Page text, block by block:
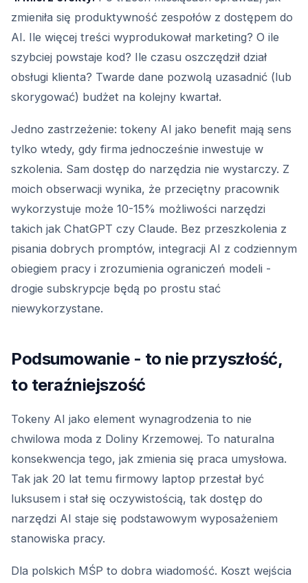
zmieniła się produktywność zespołów z dostępem do
AI. Ile więcej treści wyprodukował marketing? O ile
szybciej powstaje kod? Ile czasu oszczędził dział
obsługi klienta? Twarde dane pozwolą uzasadnić (lub
skorygować) budżet na kolejny kwartał.
Jedno zastrzeżenie: tokeny AI jako benefit mają sens
tylko wtedy, gdy firma jednocześnie inwestuje w
szkolenia. Sam dostęp do narzędzia nie wystarczy. Z
moich obserwacji wynika, że przeciętny pracownik
wykorzystuje może 10-15% możliwości narzędzi
takich jak ChatGPT czy Claude. Bez przeszkolenia z
pisania dobrych promptów, integracji AI z codziennym
obiegiem pracy i zrozumienia ograniczeń modeli -
drogie subskrypcje będą po prostu stać
niewykorzystane.
Podsumowanie - to nie przyszłość,
to teraźniejszość
Tokeny AI jako element wynagrodzenia to nie
chwilowa moda z Doliny Krzemowej. To naturalna
konsekwencja tego, jak zmienia się praca umysłowa.
Tak jak 20 lat temu firmowy laptop przestał być
luksusem i stał się oczywistością, tak dostęp do
narzędzi AI staje się podstawowym wyposażeniem
stanowiska pracy.
Dla polskich MŚP to dobra wiadomość. Koszt wejścia